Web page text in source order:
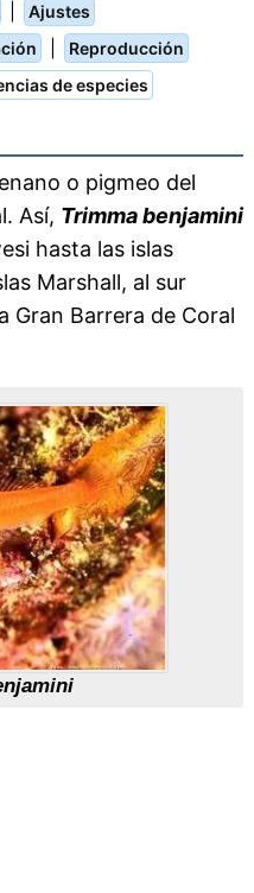
Ajustes
Reproducción
de especies
o pigmeo del
Así, Trimma benjamini
hasta las islas
Marshall, al sur
Gran Barrera de Coral